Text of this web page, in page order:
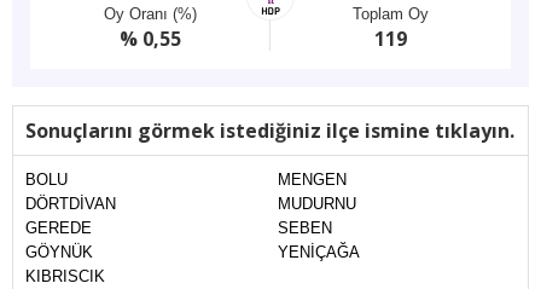
Oy Oranı (%)
% 0,55
Toplam Oy
119
Sonuçlarını görmek istediğiniz ilçe ismine tıklayın.
BOLU
DÖRTDİVAN
GEREDE
GÖYNÜK
KIBRISCIK
MENGEN
MUDURNU
SEBEN
YENİÇAĞA